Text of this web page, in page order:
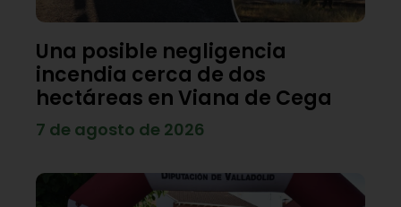
Una posible negligencia
incendia cerca de dos
hectáreas en Viana de Cega
7 de agosto de 2026